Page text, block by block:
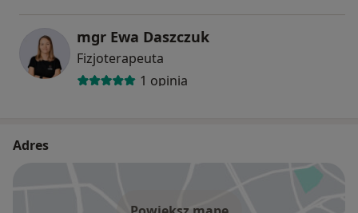
mgr Ewa Daszczuk
Fizjoterapeuta
1 opinia
Adres